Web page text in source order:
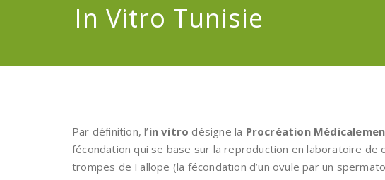
In Vitro Tunisie
Par définition, l’in vitro désigne la Procréation
fécondation qui se base sur la reproduction en laboratoire de
trompes de Fallope (la fécondation d’un ovule par un